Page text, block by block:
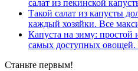
салат из пекинской
Такой салат из капусты
каждый хозяйки. Все
Капуста на зиму: простой
самых доступных овощей.
Станьте первым!